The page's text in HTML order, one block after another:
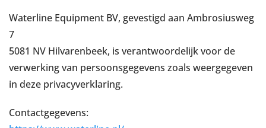
Waterline Equipment BV, gevestigd aan Ambrosiusweg
7
5081 NV Hilvarenbeek, is verantwoordelijk voor de
verwerking van persoonsgegevens zoals weergegeven
in deze privacyverklaring.
Contactgegevens: